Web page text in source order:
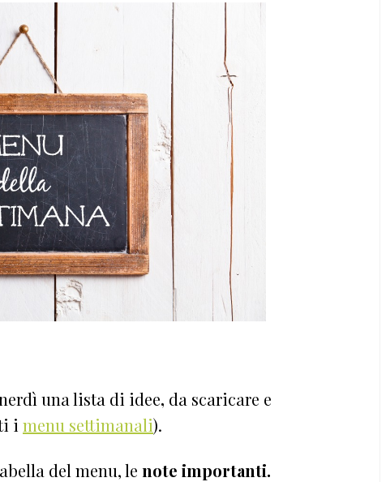
una lista di idee, da scaricare e
i menu settimanali).
del menu, le note importanti.